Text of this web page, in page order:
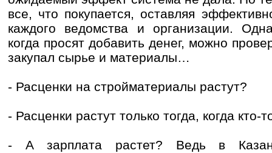
все, что покупается, оставляя
каждого ведомства и организации.
когда просят добавить денег, можно
закупал сырье и материалы…
- Расценки на стройматериалы растут?
- Расценки растут только тогда, когда кто-
- А зарплата растет? Ведь в